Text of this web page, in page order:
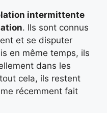
intermittente
. Ils sont connus
et se disputer
en même temps, ils
dans les
cela, ils restent
récemment fait